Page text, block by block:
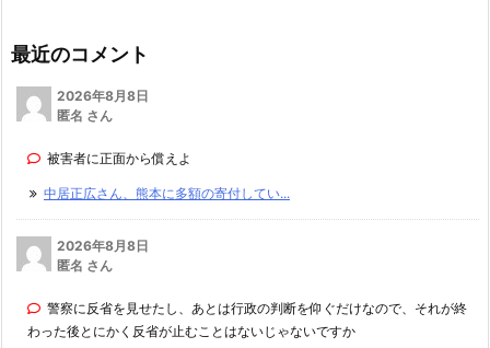
最近のコメント
2026年8月8日
匿名 さん
被害者に正面から償えよ
中居正広さん、熊本に多額の寄付してい...
2026年8月8日
匿名 さん
警察に反省を見せたし、あとは行政の判断を仰ぐだけなので、それが終
わった後とにかく反省が止むことはないじゃないですか